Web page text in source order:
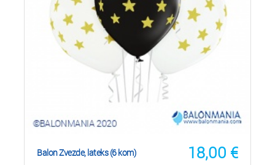
18,00 €
Balon Zvezde, lateks (6 kom)